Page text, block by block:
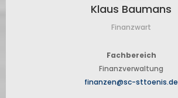
Klaus Baumans
Finanzwart
Fachbereich
Finanzverwaltung
finanzen@sc-sttoenis.de